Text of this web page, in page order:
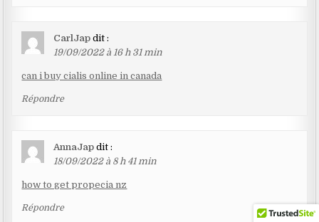
CarlJap dit :
19/09/2022 à 16 h 31 min
can i buy cialis online in canada
Répondre
AnnaJap dit :
18/09/2022 à 8 h 41 min
how to get propecia nz
Répondre